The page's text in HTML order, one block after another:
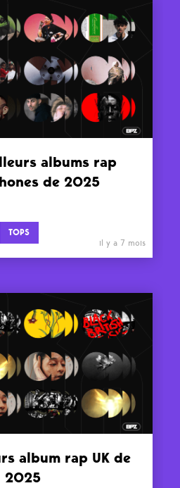
albums rap
de 2025
TOPS
il y a 7 mois
album rap UK de
2025